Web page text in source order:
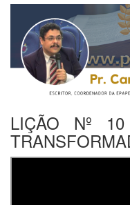
LIÇÃO Nº